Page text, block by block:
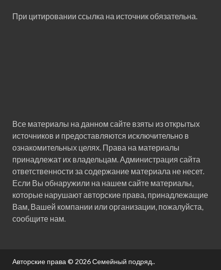
При цитировании ссылка на источник обязательна.
Все материалы на данном сайте взяты из открытых
источников и предоставляются исключительно в
ознакомительных целях. Права на материалы
принадлежат их владельцам. Администрация сайта
ответственности за содержание материала не несет.
Если Вы обнаружили на нашем сайте материалы,
которые нарушают авторские права, принадлежащие
Вам, Вашей компании или организации, пожалуйста,
сообщите нам.
Авторские права © 2026Семейный подряд..